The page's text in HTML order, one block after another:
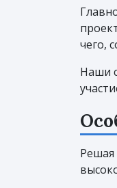
чего,
Наши
Решая